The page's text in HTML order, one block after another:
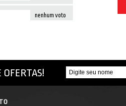
nenhum voto